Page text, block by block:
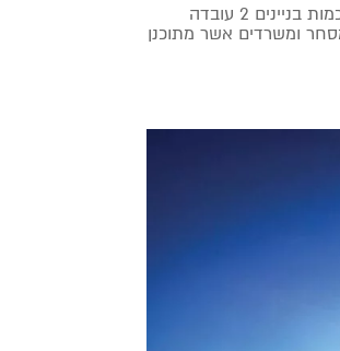
מגדלי השרון – נתניה קומות 8- 40 יחידות דיור כ- 5,000 מ"ר מסחר וכ- 60,000 מ"ר משרדים כמות בניינים 2 עובדה
מסחר ומשרדים אשר מתוכנן